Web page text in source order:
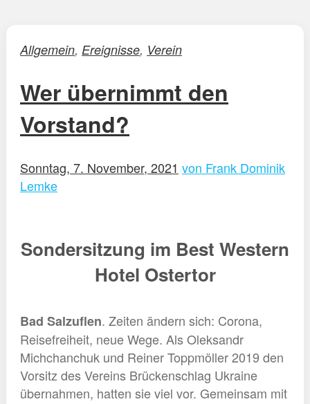
Allgemein, Ereignisse, Verein
Wer übernimmt den
Vorstand?
Sonntag, 7. November, 2021 von Frank Dominik
Lemke
Sondersitzung im Best Western
Hotel Ostertor
Bad Salzuflen. Zeiten ändern sich: Corona,
Reisefreiheit, neue Wege. Als Oleksandr
Michchanchuk und Reiner Toppmöller 2019 den
Vorsitz des Vereins Brückenschlag Ukraine
übernahmen, hatten sie viel vor. Gemeinsam mit